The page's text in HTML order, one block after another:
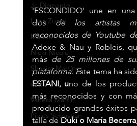
Jc Diamante
Luna Zuazu
Marina
Nicki Nicole
Shakira Martínez
wos
Vanesa Martín
Pieles Sebastian
'ESCONDIDO' une en
dos de los artistas
Adexe & Nau y Robleis,
más de 25 millones de
plataforma. E
ESTANI, uno de los
más reconocidos y con
producido grandes éxitos
talla de Duki o María